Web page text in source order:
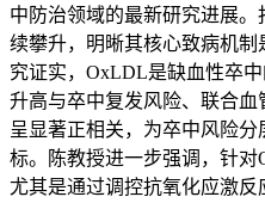
中防治领域的最新研究进展
续攀升，明晰其核心致病机
究证实，OxLDL是缺血性卒
升高与卒中复发风险、联合
呈显著正相关，为卒中风险
标。陈教授进一步强调，针对
尤其是通过调控抗氧化应激